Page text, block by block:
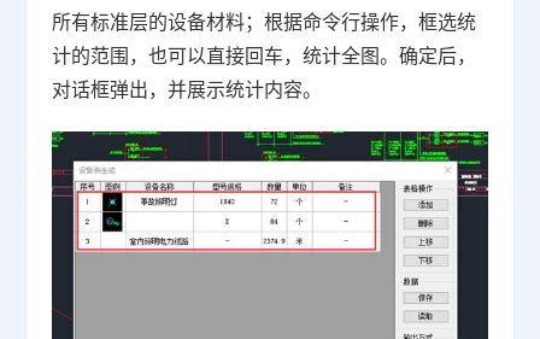
所有标准层的设备材料；根据命令行操作，框选统
计的范围，也可以直接回车，统计全图。确定后，
对话框弹出，并展示统计内容。